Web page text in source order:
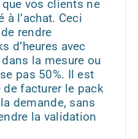
que vos clients ne
l’achat. Ceci
rendre
d’heures avec
la mesure ou
pas 50%. Il est
facturer le pack
la demande, sans
la validation